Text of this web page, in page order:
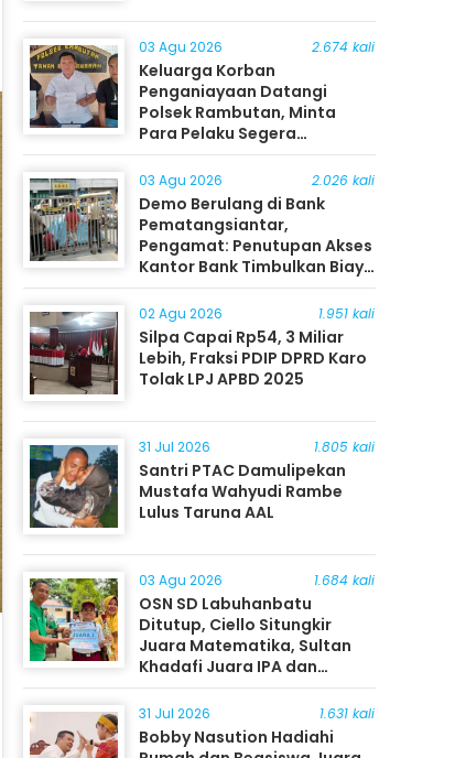
03 Agu 2026 2.674 kali
Keluarga Korban
Penganiayaan Datangi
Polsek Rambutan, Minta
Para Pelaku Segera
Ditangkap
03 Agu 2026 2.026 kali
Demo Berulang di Bank
Pematangsiantar,
Pengamat: Penutupan Akses
Kantor Bank Timbulkan Biaya
Ekonomi bagi Masyarakat
02 Agu 2026 1.951 kali
Silpa Capai Rp54, 3 Miliar
Lebih, Fraksi PDIP DPRD Karo
Tolak LPJ APBD 2025
31 Jul 2026 1.805 kali
Santri PTAC Damulipekan
Mustafa Wahyudi Rambe
Lulus Taruna AAL
03 Agu 2026 1.684 kali
OSN SD Labuhanbatu
Ditutup, Ciello Situngkir
Juara Matematika, Sultan
Khadafi Juara IPA dan
Timothy Rangkuti Juara IPS
31 Jul 2026 1.631 kali
Bobby Nasution Hadiahi